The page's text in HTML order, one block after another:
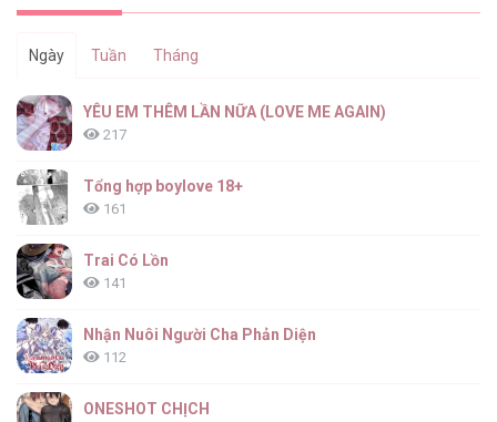
Ngày Tuần Tháng
YÊU EM THÊM LẦN NỮA (LOVE ME AGAIN)
217
Tổng hợp boylove 18+
161
Trai Có Lồn
141
Nhận Nuôi Người Cha Phản Diện
112
ONESHOT CHỊCH